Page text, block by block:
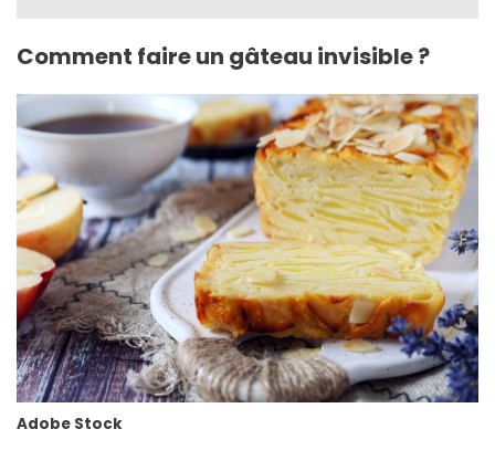
Comment faire un gâteau invisible ?
Adobe Stock